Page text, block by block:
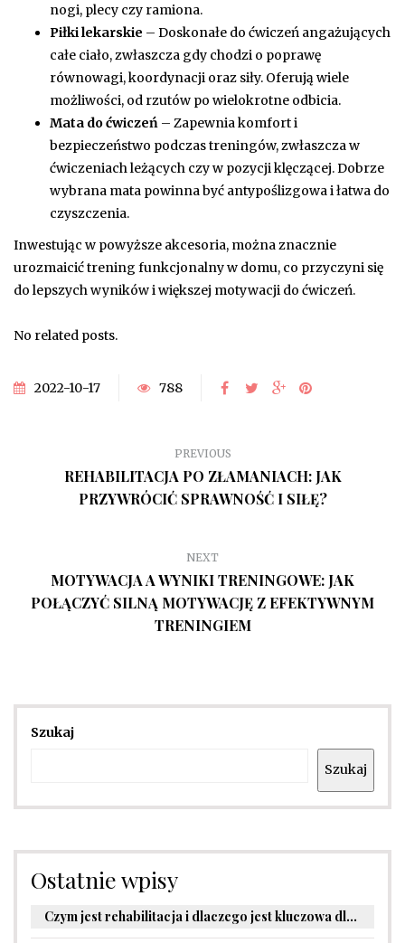
nogi, plecy czy ramiona.
Piłki lekarskie – Doskonałe do ćwiczeń angażujących
całe ciało, zwłaszcza gdy chodzi o poprawę
równowagi, koordynacji oraz siły. Oferują wiele
możliwości, od rzutów po wielokrotne odbicia.
Mata do ćwiczeń – Zapewnia komfort i
bezpieczeństwo podczas treningów, zwłaszcza w
ćwiczeniach leżących czy w pozycji klęczącej. Dobrze
wybrana mata powinna być antypoślizgowa i łatwa do
czyszczenia.
Inwestując w powyższe akcesoria, można znacznie
urozmaicić trening funkcjonalny w domu, co przyczyni się
do lepszych wyników i większej motywacji do ćwiczeń.
No related posts.
2022-10-17 788
PREVIOUS
REHABILITACJA PO ZŁAMANIACH: JAK
PRZYWRÓCIĆ SPRAWNOŚĆ I SIŁĘ?
NEXT
MOTYWACJA A WYNIKI TRENINGOWE: JAK
POŁĄCZYĆ SILNĄ MOTYWACJĘ Z EFEKTYWNYM
TRENINGIEM
Szukaj
Szukaj
Ostatnie wpisy
Czym jest rehabilitacja i dlaczego jest kluczowa dla powrotu do zdrowia?